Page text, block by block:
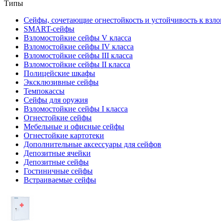
Типы
Сейфы, сочетающие огнестойкость и устойчивость к
SMART-сейфы
Взломостойкие сейфы V класса
Взломостойкие сейфы IV класса
Взломостойкие сейфы III класса
Взломостойкие сейфы II класса
Полицейские шкафы
Эксклюзивные сейфы
Темпокассы
Сейфы для оружия
Взломостойкие сейфы I класса
Огнестойкие сейфы
Мебельные и офисные сейфы
Огнестойкие картотеки
Дополнительные аксессуары для сейфов
Депозитные ячейки
Депозитные сейфы
Гостиничные сейфы
Встраиваемые сейфы